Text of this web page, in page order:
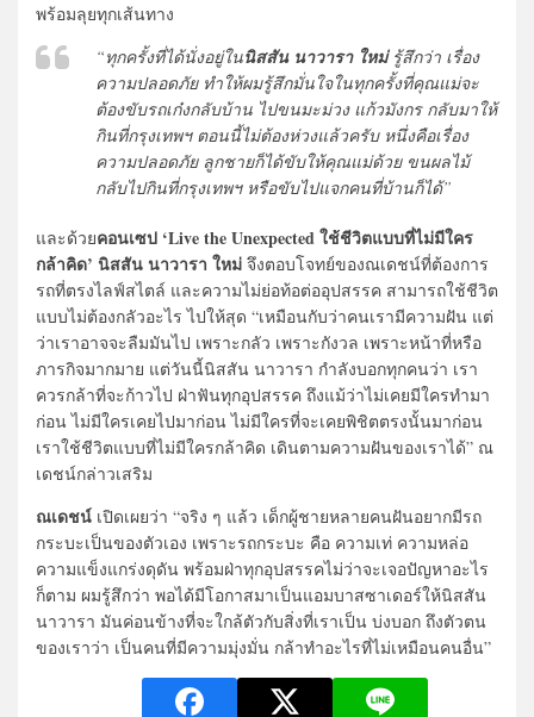
พร้อมลุยทุกเส้นทาง
“ทุกครั้งที่ได้นั่งอยู่ในนิสสัน นาวารา ใหม่รู้สึกว่า เรื่อง
ความปลอดภัย ทำให้ผมรู้สึกมั่นใจในทุกครั้งที่คุณแม่จะ
ต้องขับรถเก๋งกลับบ้าน ไปขนมะม่วง แก้วมังกร กลับมาให้
กินที่กรุงเทพฯ ตอนนี้ไม่ต้องห่วงแล้วครับ หนึ่งคือเรื่อง
ความปลอดภัย ลูกชายก็ได้ขับให้คุณแม่ด้วย ขนผลไม้
กลับไปกินที่กรุงเทพฯ หรือขับไปแจกคนที่บ้านก็ได้”
และด้วยคอนเซป ‘Live the Unexpected ใช้ชีวิตแบบที่ไม่มีใคร
กล้าคิด’ นิสสัน นาวารา ใหม่ จึงตอบโจทย์ของณเดชน์ที่ต้องการ
รถที่ตรงไลฟ์สไตล์ และความไม่ย่อท้อต่ออุปสรรค สามารถใช้ชีวิต
แบบไม่ต้องกลัวอะไร ไปให้สุด “เหมือนกับว่าคนเรามีความฝัน แต่
ว่าเราอาจจะลืมมันไป เพราะกลัว เพราะกังวล เพราะหน้าที่หรือ
ภารกิจมากมาย แต่วันนี้นิสสัน นาวารา กำลังบอกทุกคนว่า เรา
ควรกล้าที่จะก้าวไป ฝ่าฟันทุกอุปสรรค ถึงแม้ว่าไม่เคยมีใครทำมา
ก่อน ไม่มีใครเคยไปมาก่อน ไม่มีใครที่จะเคยพิชิตตรงนั้นมาก่อน
เราใช้ชีวิตแบบที่ไม่มีใครกล้าคิด เดินตามความฝันของเราได้” ณ
เดชน์กล่าวเสริม
ณเดชน์ เปิดเผยว่า “จริง ๆ แล้ว เด็กผู้ชายหลายคนฝันอยากมีรถ
กระบะเป็นของตัวเอง เพราะรถกระบะ คือ ความเท่ ความหล่อ
ความแข็งแกร่งดุดัน พร้อมฝ่าทุกอุปสรรคไม่ว่าจะเจอปัญหาอะไร
ก็ตาม ผมรู้สึกว่า พอได้มีโอกาสมาเป็นแอมบาสซาเดอร์ให้นิสสัน
นาวารา มันค่อนข้างที่จะใกล้ตัวกับสิ่งที่เราเป็น บ่งบอก ถึงตัวตน
ของเราว่า เป็นคนที่มีความมุ่งมั่น กล้าทำอะไรที่ไม่เหมือนคนอื่น”